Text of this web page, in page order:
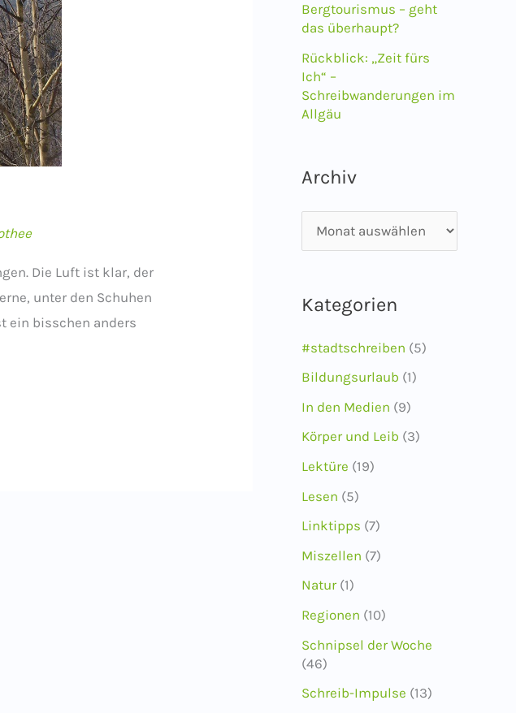
Die Luft ist klar, der
unter den Schuhen
ein bisschen anders
Bergtourismus – geht
das überhaupt?
Rückblick: „Zeit fürs
Ich“ –
Schreibwanderungen im
Allgäu
Archiv
r
h
Kategorien
#stadtschreiben (5)
Bildungsurlaub (1)
In den Medien (9)
Körper und Leib (3)
Lektüre (19)
Lesen (5)
Linktipps (7)
Miszellen (7)
Natur(1)
Regionen (10)
Schnipsel der Woche
(46)
Schreib-Impulse (13)